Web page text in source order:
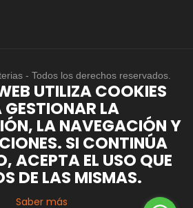
- Todos los derechos reservados.
UTILIZA COOKIES
GESTIONAR LA
LA NAVEGACIÓN Y
SI CONTINÚA
ACEPTA EL USO QUE
DE LAS MISMAS.
Saber más